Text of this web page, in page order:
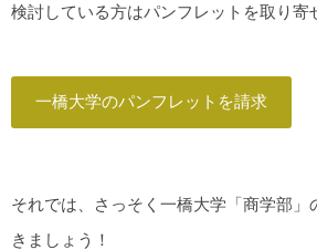
検討している方はパンフレットを取り寄
一橋大学のパンフレットを請求
それでは、さっそく一橋大学「商学部」
きましょう！